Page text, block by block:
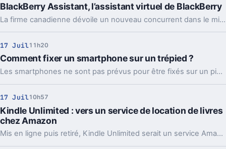
BlackBerry Assistant, l’assistant virtuel de BlackBerry
La firme canadienne dévoile un nouveau concurrent dans le milieu des assistants virtuels.
17 Juil11h20
Comment fixer un smartphone sur un trépied ?
Les smartphones ne sont pas prévus pour être fixés sur un pied photo, mais il existe tout de même des solutions
17 Juil10h57
Kindle Unlimited : vers un service de location de livres
chez Amazon
Mis en ligne puis retiré, Kindle Unlimited serait un service Amazon permettant de louer ebooks et audiobooks pour 9,99 dollars par mois.